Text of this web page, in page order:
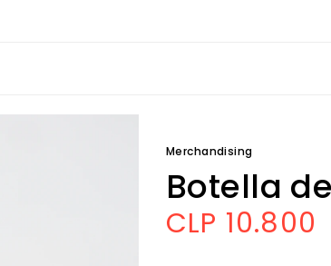
Merchandising
Botella
CLP 10.800